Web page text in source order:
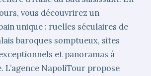
vous découvrirez un
unique : ruelles séculaires de
baroques somptueux, sites
et panoramas à
L’agence NapoliTour propose